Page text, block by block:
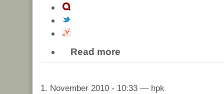
Read more
1. November 2010 - 10:33 — hpk